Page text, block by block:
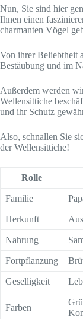
Nun, Sie sind hier
Ihnen einen
charmanten Vögel
Von ihrer Beliebtheit
Bestäubung und im
Außerdem werden
Wellensittiche
und ihr Schutz
Also, schnallen Sie
der Wellensittiche!
Rolle
Familie
Herkunft
Nahrung
Fortpflanzung
Geselligkeit
Farben